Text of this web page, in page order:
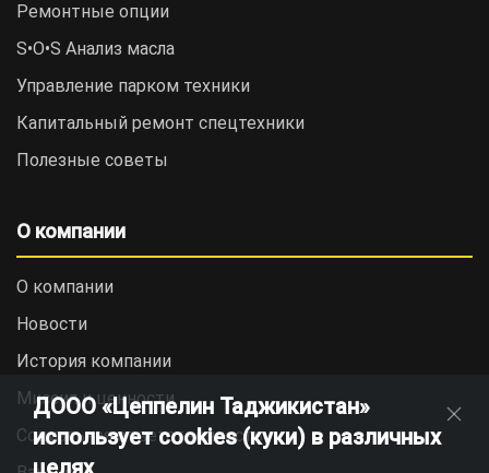
Ремонтные опции
S•O•S Анализ масла
Управление парком техники
Капитальный ремонт спецтехники
Полезные советы
О компании
О компании
Новости
История компании
Миссия и ценности
Социальная ответственность
ДООО «Цеппелин Таджикистан»
использует cookies (куки) в различных
целях